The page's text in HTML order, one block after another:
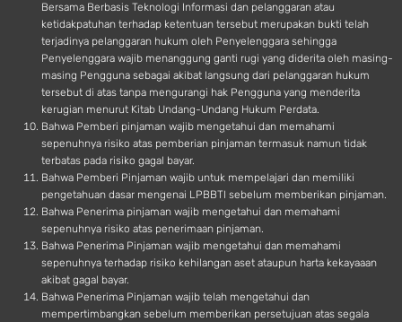
Bersama Berbasis Teknologi Informasi dan pelanggaran atau
ketidakpatuhan terhadap ketentuan tersebut merupakan bukti telah
terjadinya pelanggaran hukum oleh Penyelenggara sehingga
Penyelenggara wajib menanggung ganti rugi yang diderita oleh masing-
masing Pengguna sebagai akibat langsung dari pelanggaran hukum
tersebut di atas tanpa mengurangi hak Pengguna yang menderita
kerugian menurut Kitab Undang-Undang Hukum Perdata.
Bahwa Pemberi pinjaman wajib mengetahui dan memahami
sepenuhnya risiko atas pemberian pinjaman termasuk namun tidak
terbatas pada risiko gagal bayar.
Bahwa Pemberi Pinjaman wajib untuk mempelajari dan memiliki
pengetahuan dasar mengenai LPBBTI sebelum memberikan pinjaman.
Bahwa Penerima pinjaman wajib mengetahui dan memahami
sepenuhnya risiko atas penerimaan pinjaman.
Bahwa Penerima Pinjaman wajib mengetahui dan memahami
sepenuhnya terhadap risiko kehilangan aset ataupun harta kekayaaan
akibat gagal bayar.
Bahwa Penerima Pinjaman wajib telah mengetahui dan
mempertimbangkan sebelum memberikan persetujuan atas segala